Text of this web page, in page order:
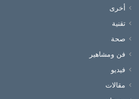
أخرى
تقنية
صحة
فن ومشاهير
فيديو
مقالات